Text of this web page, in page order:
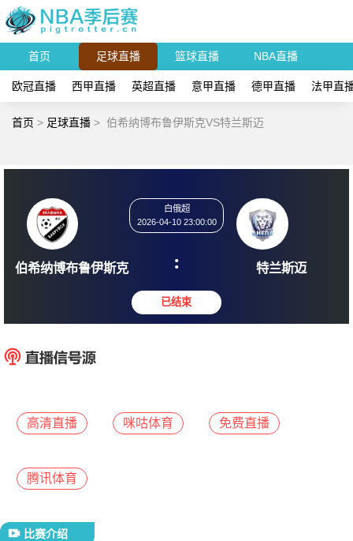
首页 足球直播 篮球直播 NBA直播
欧冠直播 西甲直播 英超直播 意甲直播 德甲直播 法甲直
首页 > 足球直播 > 伯希纳博布鲁伊斯克VS特兰斯迈
伯希纳博布鲁伊斯克
2026-04-10 23:00:00
: 特兰
高清直播 咪咕体育 免费直播
腾讯体育
比赛介绍